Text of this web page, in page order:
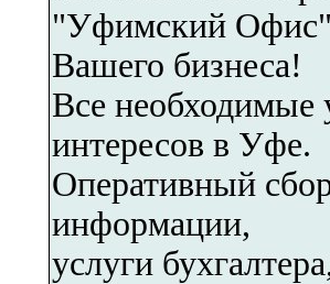
"Уфимский Офис"
Вашего бизнеса!
Все необходимые
интересов в Уфе.
Оперативный
информации,
услуги